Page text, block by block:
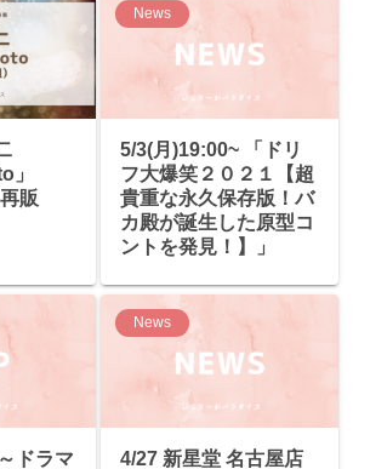
」
販
News
5/3(月)19:00~ 「ドリ
フ大爆笑２０２１【超
貴重な永久保存版！バ
カ殿が誕生した原型コ
ントを発見！】」
ドラマ
News
4/27 新星堂 名古屋店